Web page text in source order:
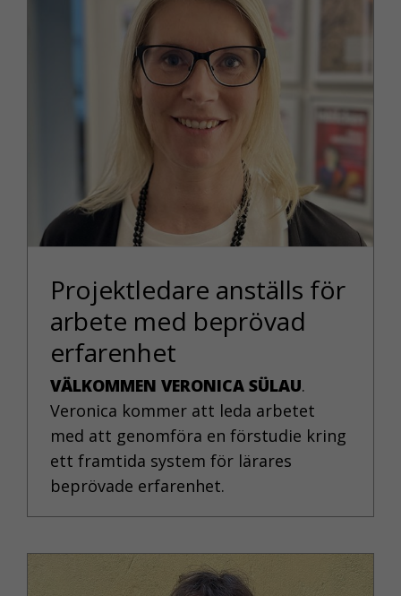
Projektledare anställs för
arbete med beprövad
erfarenhet
VÄLKOMMEN VERONICA SÜLAU.
Veronica kommer att leda arbetet
med att genomföra en förstudie kring
ett framtida system för lärares
beprövade erfarenhet.
NÖDVÄNDIGA
KAKOR
Nödvändiga
kakor aktiverar
webben, som till
exempel